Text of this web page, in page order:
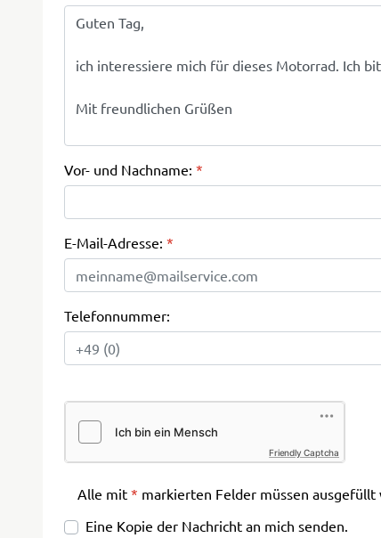
Vor- und Nachname: *
E-Mail-Adresse: *
Telefonnummer:
Friendly Captcha
Alle mit * markierten Felder müssen ausgefüllt
Eine Kopie der Nachricht an mich senden.